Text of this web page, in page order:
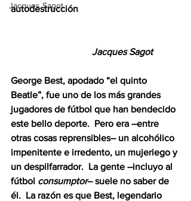
Jacques Sagot
autodestrucción
Jacques Sagot
George Best, apodado “el quinto
Beatle”, fue uno de los más grandes
jugadores de fútbol que han bendecido
este bello deporte.  Pero era –entre
otras cosas reprensibles– un alcohólico
impenitente e irredento, un mujeriego y
un despilfarrador.  La gente –incluyo al
fútbol consumptor– suele no saber de
él.  La razón es que Best, legendario